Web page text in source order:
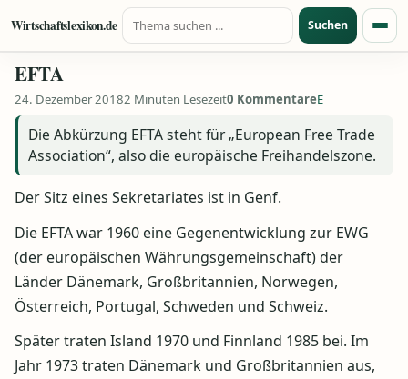
Zum Inhalt springen
Wirtschaftslexikon.de
Suche nach:
Suchen
EFTA
24. Dezember 20182 Minuten Lesezeit0 KommentareE
Die Abkürzung EFTA steht für „European Free Trade
Association“, also die europäische Freihandelszone.
Der Sitz eines Sekretariates ist in Genf.
Die EFTA war 1960 eine Gegenentwicklung zur EWG
(der europäischen Währungsgemeinschaft) der
Länder Dänemark, Großbritannien, Norwegen,
Österreich, Portugal, Schweden und Schweiz.
Später traten Island 1970 und Finnland 1985 bei. Im
Jahr 1973 traten Dänemark und Großbritannien aus,